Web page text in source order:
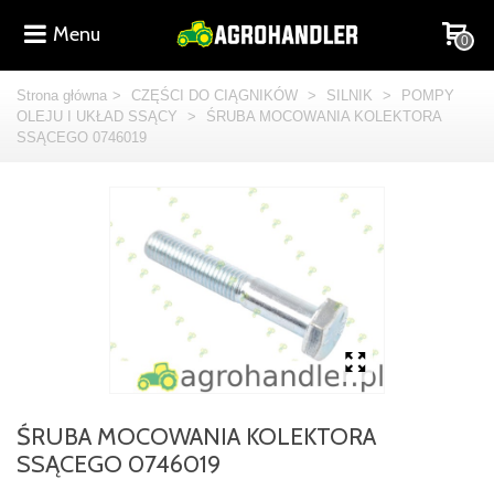
Menu 0
Strona główna > CZĘŚCI DO CIĄGNIKÓW > SILNIK >
POMPY
OLEJU I UKŁAD SSĄCY
>
ŚRUBA MOCOWANIA KOLEKTORA
SSĄCEGO 0746019
ŚRUBA MOCOWANIA KOLEKTORA
SSĄCEGO 0746019